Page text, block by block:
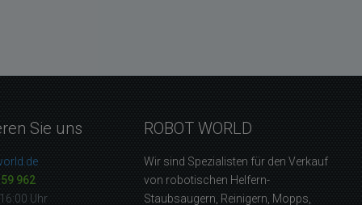
Sie uns
962
Uhr
ROBOT WORLD
Wir sind Spezialisten für den Verkauf
von robotischen Helfern-
Staubsaugern, Reinigern, Mopps,